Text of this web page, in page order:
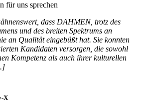
für uns sprechen
dass DAHMEN, trotz des
und des breiten Spektrums an
an Qualität eingebüßt hat. Sie konnten
Kandidaten versorgen, die sowohl
Kompetenz als auch ihrer kulturellen
X